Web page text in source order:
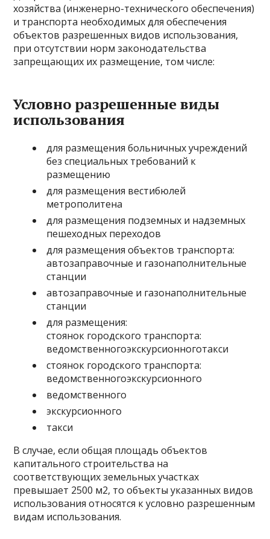
хозяйства (инженерно-технического обеспечения)
и транспорта необходимых для обеспечения
объектов разрешенных видов использования,
при отсутствии норм законодательства
запрещающих их размещение, том числе:
Условно разрешенные виды
использования
для размещения больничных учреждений
без специальных требований к
размещению
для размещения вестибюлей
метрополитена
для размещения подземных и надземных
пешеходных переходов
для размещения объектов транспорта:
автозаправочные и газонаполнительные
станции
автозаправочные и газонаполнительные
станции
для размещения:
стоянок городского транспорта:
ведомственногоэкскурсионноготакси
стоянок городского транспорта:
ведомственногоэкскурсионного
ведомственного
экскурсионного
такси
В случае, если общая площадь объектов
капитального строительства на
соответствующих земельных участках
превышает 2500 м2, то объекты указанных видов
использования относятся к условно разрешенным
видам использования.